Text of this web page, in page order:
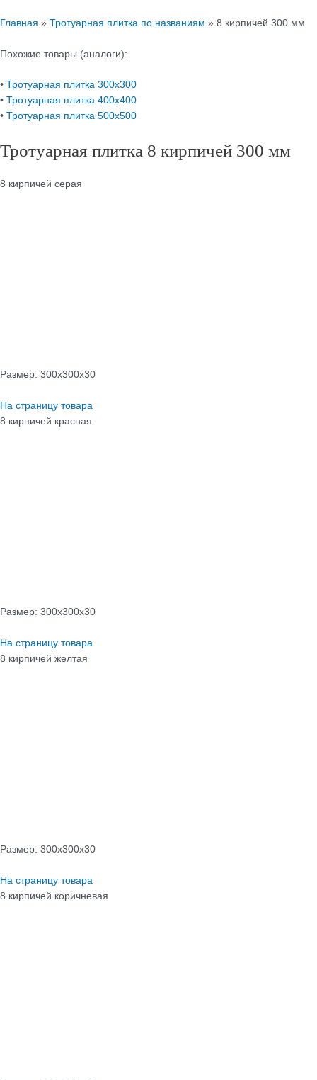
Главная » Тротуарная плитка по названиям » 8 кирпичей 300 мм
Похожие товары (аналоги):
• Тротуарная плитка 300х300
• Тротуарная плитка 400х400
• Тротуарная плитка 500х500
Тротуарная плитка 8 кирпичей 300 мм
8 кирпичей серая
Размер: 300х300х30
На страницу товара
8 кирпичей красная
Размер: 300х300х30
На страницу товара
8 кирпичей желтая
Размер: 300х300х30
На страницу товара
8 кирпичей коричневая